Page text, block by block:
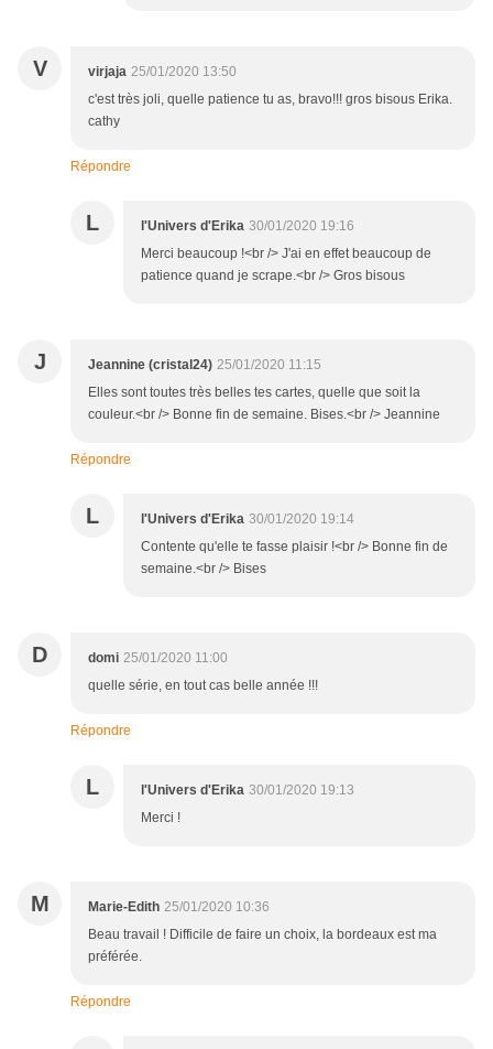
V virjaja 25/01/2020 13:50
c'est très joli, quelle patience tu as, bravo!!! gros bisous Erika.
cathy
Répondre
L l'Univers d'Erika 30/01/2020 19:16
Merci beaucoup !<br /> J'ai en effet beaucoup de
patience quand je scrape.<br /> Gros bisous
J Jeannine (cristal24) 25/01/2020 11:15
Elles sont toutes très belles tes cartes, quelle que soit la
couleur.<br /> Bonne fin de semaine. Bises.<br /> Jeannine
Répondre
L l'Univers d'Erika 30/01/2020 19:14
Contente qu'elle te fasse plaisir !<br /> Bonne fin de
semaine.<br /> Bises
D domi 25/01/2020 11:00
quelle série, en tout cas belle année !!!
Répondre
L l'Univers d'Erika 30/01/2020 19:13
Merci !
M Marie-Edith 25/01/2020 10:36
Beau travail ! Difficile de faire un choix, la bordeaux est ma
préférée.
Répondre